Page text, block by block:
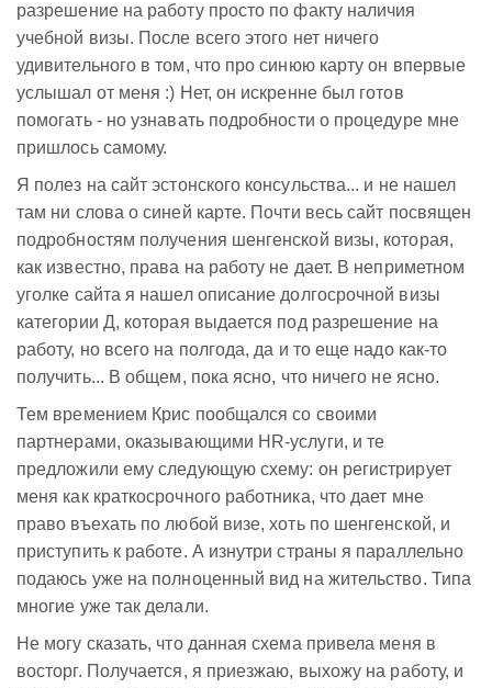
разрешение на работу просто по факту наличия
учебной визы. После всего этого нет ничего
удивительного в том, что про синюю карту он впервые
услышал от меня :) Нет, он искренне был готов
помогать - но узнавать подробности о процедуре мне
пришлось самому.
Я полез на сайт эстонского консульства... и не нашел
там ни слова о синей карте. Почти весь сайт посвящен
подробностям получения шенгенской визы, которая,
как известно, права на работу не дает. В неприметном
уголке сайта я нашел описание долгосрочной визы
категории Д, которая выдается под разрешение на
работу, но всего на полгода, да и то еще надо как-то
получить... В общем, пока ясно, что ничего не ясно.
Тем времением Крис пообщался со своими
партнерами, оказывающими HR-услуги, и те
предложили ему следующую схему: он регистрирует
меня как краткосрочного работника, что дает мне
право въехать по любой визе, хоть по шенгенской, и
приступить к работе. А изнутри страны я параллельно
подаюсь уже на полноценный вид на жительство. Типа
многие уже так делали.
Не могу сказать, что данная схема привела меня в
восторг. Получается, я приезжаю, выхожу на работу, и